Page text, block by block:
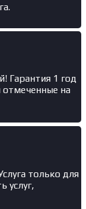
! Гарантия 1 год
отмеченные на
только для
услуг,